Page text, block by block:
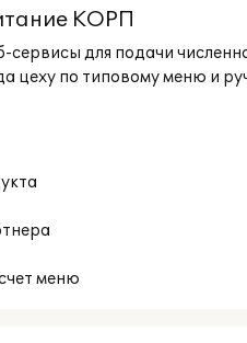
КОРП
сервисы для подачи
цеху по типовому меню и
меню